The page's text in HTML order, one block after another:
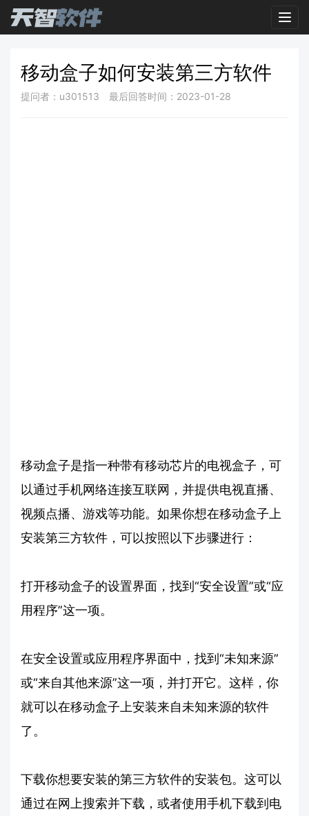
移动盒子如何安装第三方软件
提问者：u301513 最后回答时间：2023-01-28
移动盒子是指一种带有移动芯片的电视盒子，可
以通过手机网络连接互联网，并提供电视直播、
视频点播、游戏等功能。如果你想在移动盒子上
安装第三方软件，可以按照以下步骤进行：
打开移动盒子的设置界面，找到“安全设置”或“应
用程序”这一项。
在安全设置或应用程序界面中，找到“未知来源”
或“来自其他来源”这一项，并打开它。这样，你
就可以在移动盒子上安装来自未知来源的软件
了。
下载你想要安装的第三方软件的安装包。这可以
通过在网上搜索并下载，或者使用手机下载到电